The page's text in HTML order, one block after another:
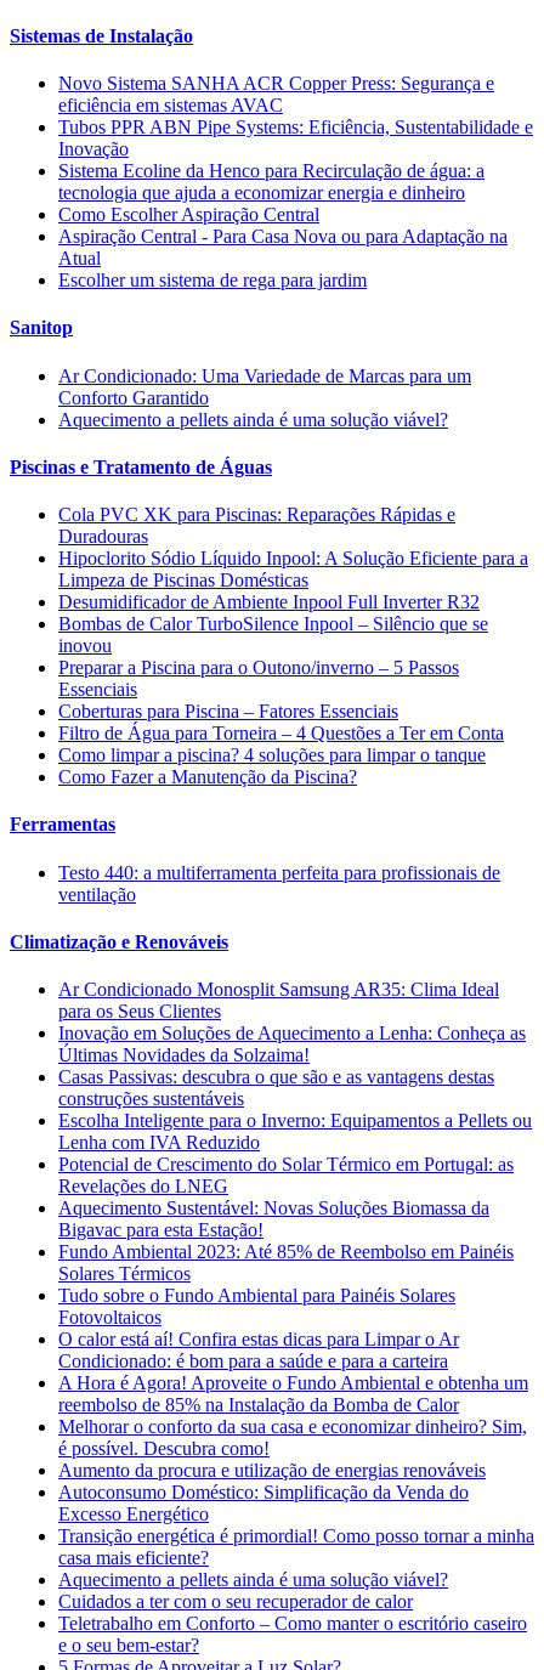
Sistemas de Instalação
Novo Sistema SANHA ACR Copper Press: Segurança e
eficiência em sistemas AVAC
Tubos PPR ABN Pipe Systems: Eficiência, Sustentabilidade e
Inovação
Sistema Ecoline da Henco para Recirculação de água: a
tecnologia que ajuda a economizar energia e dinheiro
Como Escolher Aspiração Central
Aspiração Central - Para Casa Nova ou para Adaptação na
Atual
Escolher um sistema de rega para jardim
Sanitop
Ar Condicionado: Uma Variedade de Marcas para um
Conforto Garantido
Aquecimento a pellets ainda é uma solução viável?
Piscinas e Tratamento de Águas
Cola PVC XK para Piscinas: Reparações Rápidas e
Duradouras
Hipoclorito Sódio Líquido Inpool: A Solução Eficiente para a
Limpeza de Piscinas Domésticas
Desumidificador de Ambiente Inpool Full Inverter R32
Bombas de Calor TurboSilence Inpool – Silêncio que se
inovou
Preparar a Piscina para o Outono/inverno – 5 Passos
Essenciais
Coberturas para Piscina – Fatores Essenciais
Filtro de Água para Torneira – 4 Questões a Ter em Conta
Como limpar a piscina? 4 soluções para limpar o tanque
Como Fazer a Manutenção da Piscina?
Ferramentas
Testo 440: a multiferramenta perfeita para profissionais de
ventilação
Climatização e Renováveis
Ar Condicionado Monosplit Samsung AR35: Clima Ideal
para os Seus Clientes
Inovação em Soluções de Aquecimento a Lenha: Conheça as
Últimas Novidades da Solzaima!
Casas Passivas: descubra o que são e as vantagens destas
construções sustentáveis
Escolha Inteligente para o Inverno: Equipamentos a Pellets ou
Lenha com IVA Reduzido
Potencial de Crescimento do Solar Térmico em Portugal: as
Revelações do LNEG
Aquecimento Sustentável: Novas Soluções Biomassa da
Bigavac para esta Estação!
Fundo Ambiental 2023: Até 85% de Reembolso em Painéis
Solares Térmicos
Tudo sobre o Fundo Ambiental para Painéis Solares
Fotovoltaicos
O calor está aí! Confira estas dicas para Limpar o Ar
Condicionado: é bom para a saúde e para a carteira
A Hora é Agora! Aproveite o Fundo Ambiental e obtenha um
reembolso de 85% na Instalação da Bomba de Calor
Melhorar o conforto da sua casa e economizar dinheiro? Sim,
é possível. Descubra como!
Aumento da procura e utilização de energias renováveis
Autoconsumo Doméstico: Simplificação da Venda do
Excesso Energético
Transição energética é primordial! Como posso tornar a minha
casa mais eficiente?
Aquecimento a pellets ainda é uma solução viável?
Cuidados a ter com o seu recuperador de calor
Teletrabalho em Conforto – Como manter o escritório caseiro
e o seu bem-estar?